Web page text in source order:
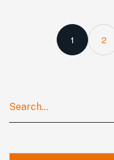
1 2